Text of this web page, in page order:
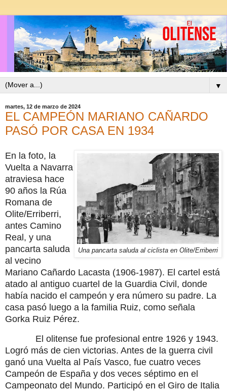
▼
martes, 12 de marzo de 2024
EL CAMPEÓN MARIANO CAÑARDO
PASÓ POR CASA EN 1934
Una pancarta saluda al ciclista en Olite/Erriberri
En la foto, la
Vuelta a Navarra
atraviesa hace
90 años la Rúa
Romana de
Olite/Erriberri,
antes Camino
Real, y una
pancarta saluda
al vecino
Mariano Cañardo Lacasta (1906-1987). El cartel está
atado al antiguo cuartel de la Guardia Civil, donde
había nacido el campeón y era número su padre. La
casa pasó luego a la familia Ruiz, como señala
Gorka Ruiz Pérez.
El olitense fue profesional entre 1926 y 1943.
Logró más de cien victorias. Antes de la guerra civil
ganó una Vuelta al País Vasco, fue cuatro veces
Campeón de España y dos veces séptimo en el
Cam­peonato del Mundo. Participó en el Giro de Italia